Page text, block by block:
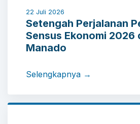
dasar perencanaan,
serta evaluasi
sasaran.
22 Juli 2026
Setengah Perjalanan
Sensus Ekonomi 2026
Manado
Selengkapnya →